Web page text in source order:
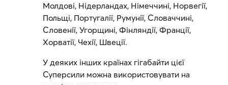
Молдові, Нідерландах, Німеччині, Норвегії,
Польщі, Португалії, Румунії, Словаччині,
Словенії, Угорщині, Фінляндії, Франції,
Хорватії, Чехії, Швеції.
У деяких інших країнах гігабайти цієї
Суперсили можна використовувати на